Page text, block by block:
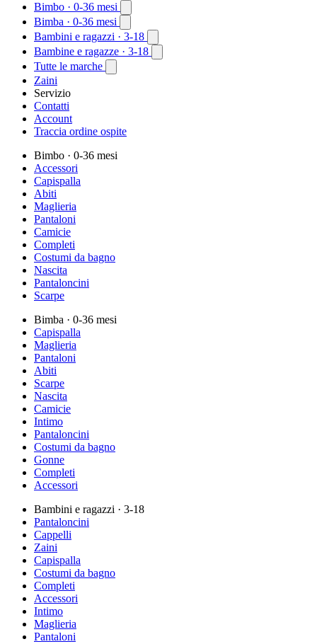
Bimbo · 0-36 mesi
Bimba · 0-36 mesi
Bambini e ragazzi · 3-18
Bambine e ragazze · 3-18
Tutte le marche
Zaini
Servizio
Contatti
Account
Traccia ordine ospite
Bimbo · 0-36 mesi
Accessori
Capispalla
Abiti
Maglieria
Pantaloni
Camicie
Completi
Costumi da bagno
Nascita
Pantaloncini
Scarpe
Bimba · 0-36 mesi
Capispalla
Maglieria
Pantaloni
Abiti
Scarpe
Nascita
Camicie
Intimo
Pantaloncini
Costumi da bagno
Gonne
Completi
Accessori
Bambini e ragazzi · 3-18
Pantaloncini
Cappelli
Zaini
Capispalla
Costumi da bagno
Completi
Accessori
Intimo
Maglieria
Pantaloni